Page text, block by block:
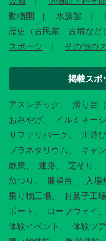
動物園
水族館
歴史（古民家、古墳など）
スポーツ
その他の
掲載スポ
アスレチック 滑り台
おみやげ
イルミネー
サファリパーク
川遊び
プラネタリウム
キャ
散策
迷路 芝そり
魚つり
展望台 入場
乗り物工場
お菓子工場
ボート
ロープウェイ
体験イベント
体験ツ